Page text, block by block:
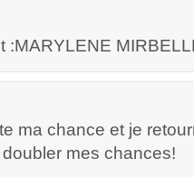
:MARYLENE
ma chance et je
mes chances!